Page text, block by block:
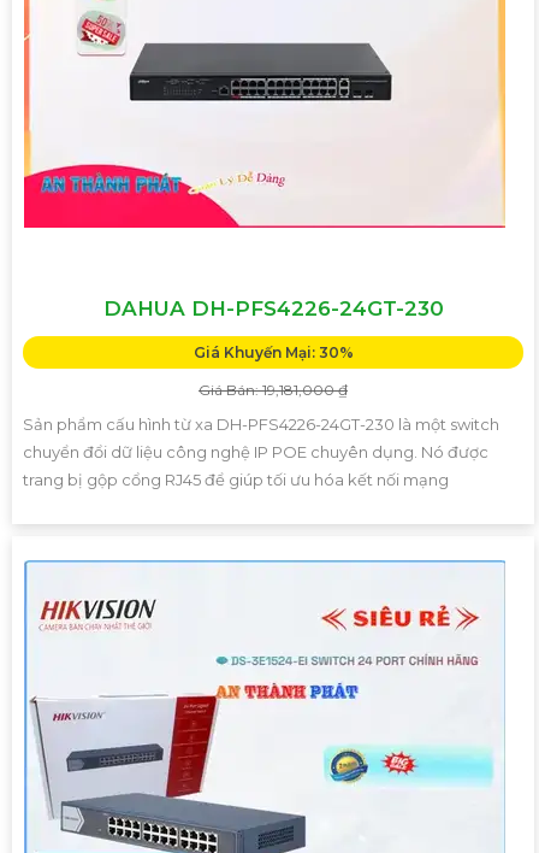
DAHUA DH-PFS4226-24GT-230
Giá Khuyến Mại: 30%
Giá Bán: 19,181,000 ₫
Sản phẩm cấu hình từ xa DH-PFS4226-24GT-230 là một switch
chuyển đổi dữ liệu công nghệ IP POE chuyên dụng. Nó được
trang bị gộp cổng RJ45 để giúp tối ưu hóa kết nối mạng